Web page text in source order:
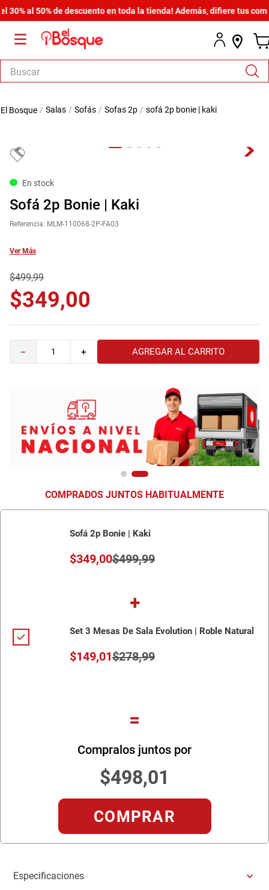
al 50% de descuento en toda la tienda! Además, difiere tus compras
Buscar
salas sofás sofas 2p sofá 2p bonie | kaki
En stock
Sofá 2p Bonie | Kaki
Referencia: MLM-110068-2P-FA03
Ver Más
$499,99
$349,00
＋
－ AGREGAR AL CARRITO
COMPRADOS JUNTOS HABITUALMENTE
Sofá 2p Bonie | Kaki
$349,00$499,99
+
Set 3 Mesas De Sala Evolution | Roble Natural
$149,01$278,99
=
Compralos juntos por
$498,01
COMPRAR
Especificaciones
1.
salas
3.
4
5.
zapatera
6 .
cama
9.
havana master
10. camas